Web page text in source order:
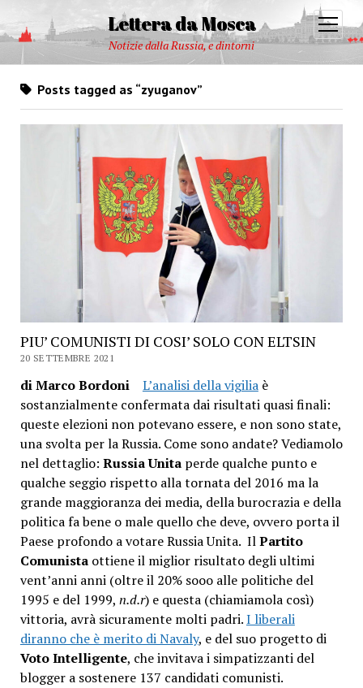
Lettera da Mosca
Notizie dalla Russia, e dintorni
open
menu
Posts tagged as “zyuganov”
PIU’ COMUNISTI DI COSI’ SOLO CON ELTSIN
20 SETTEMBRE 2021
di Marco Bordoni L’analisi della vigiliaè
sostanzialmente confermata dai risultati quasi finali:
queste elezioni non potevano essere, e non sono state,
una svolta per la Russia. Come sono andate? Vediamolo
nel dettaglio: Russia Unitaperde qualche punto e
qualche seggio rispetto alla tornata del 2016 ma la
grande maggioranza dei media, della burocrazia e della
politica fa bene o male quello che deve, ovvero porta il
Paese profondo a votare Russia Unita. IlPartito
Comunistaottiene il miglior risultato degli ultimi
vent’anni anni (oltre il 20% sooo alle politiche del
1995 e del 1999, n.d.r) e questa (chiamiamola così)
vittoria, avrà sicuramente molti padri.I liberali
diranno che è merito di Navaly, e del suo progetto di
Voto Intelligente, che invitava i simpatizzanti del
blogger a sostenere 137 candidati comunisti.